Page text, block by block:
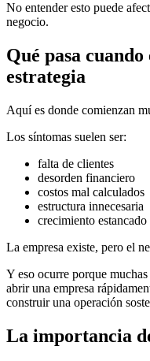
No entender esto puede
negocio.
Qué pasa
estrategia
Aquí es donde comienzan
Los síntomas suelen ser:
falta de clientes
desorden financiero
costos mal calculados
estructura innecesaria
crecimiento estancado
La empresa existe, pero el
Y eso ocurre porque
abrir una empresa
construir una operación
La importancia